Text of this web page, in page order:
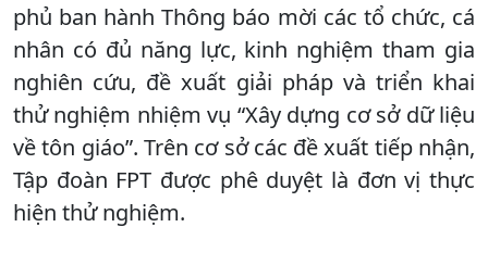
phủ ban hành Thông báo mời các tổ chức, cá
nhân có đủ năng lực, kinh nghiệm tham gia
nghiên cứu, đề xuất giải pháp và triển khai
thử nghiệm nhiệm vụ “Xây dựng cơ sở dữ liệu
về tôn giáo”. Trên cơ sở các đề xuất tiếp nhận,
Tập đoàn FPT được phê duyệt là đơn vị thực
hiện thử nghiệm.